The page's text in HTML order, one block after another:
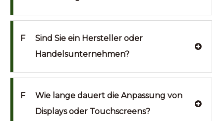
F
Sind Sie ein Hersteller oder
Handelsunternehmen?
F
Wie lange dauert die Anpassung von
Displays oder Touchscreens?